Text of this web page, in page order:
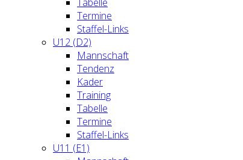
Termine
Staffel-Links
U12 (D2)
Mannschaft
Tendenz
Kader
Training
Tabelle
Termine
Staffel-Links
U11 (E1)